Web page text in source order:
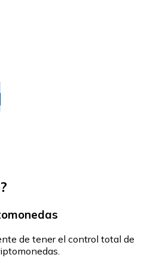
de tener el control total de